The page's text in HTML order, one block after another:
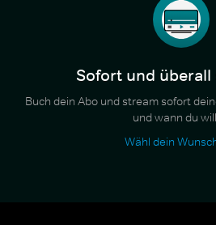
Sofort und überall
Buch dein Abo und stream sofort
und wann du
Wähl dein